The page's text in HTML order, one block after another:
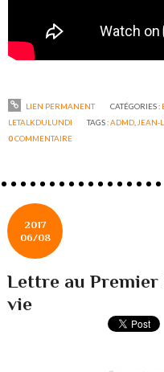
LIEN PERMANENT CATÉGORIES :
LETALKDULUNDI
TAGS :ADMD JEAN-
0COMMENTAIRE
2017
06/08
Lettre au
vie